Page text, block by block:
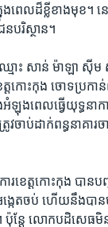
ង​ពេល​ដ៏ខ្លី​ខាងមុខ។​ ន
បរិស្ថាន។​
មោះ​ សាន់ ម៉ាឡា ស៊ី
េត្ត​កោះកុង​ ចោទ​ប្រក
អំឡុង​ពេល​ធ្វើ​យុទ្ធនា​ក
វ​ចាប់​ដាក់​ពន្ធនាគា
េត្ត​កោះកុង​ បាន​បញ្
កេត​ចប់​ ហើយ​នឹង​បាន​
ប៉ុន្តែ​ លោក​បដិសេធ​មិ